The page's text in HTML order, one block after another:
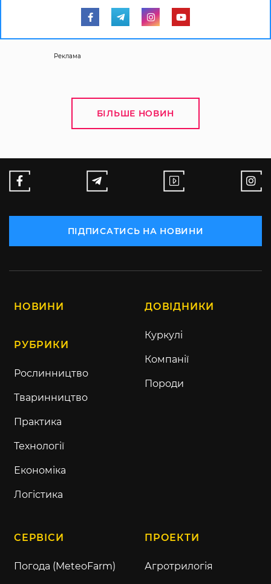
Реклама
БІЛЬШЕ НОВИН
ПІДПИСАТИСЬ НА НОВИНИ
НОВИНИ
РУБРИКИ
Рослинництво
Тваринництво
Практика
Технології
Економіка
Логістика
ДОВІДНИКИ
Куркулі
Компанії
Породи
СЕРВІСИ
Погода (MeteoFarm)
ПРОЕКТИ
Агротрилогія